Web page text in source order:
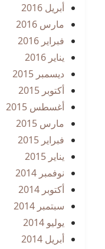
أبريل 2016
مارس 2016
فبراير 2016
يناير 2016
ديسمبر 2015
أكتوبر 2015
أغسطس 2015
مارس 2015
فبراير 2015
يناير 2015
نوفمبر 2014
أكتوبر 2014
سبتمبر 2014
يوليو 2014
أبريل 2014